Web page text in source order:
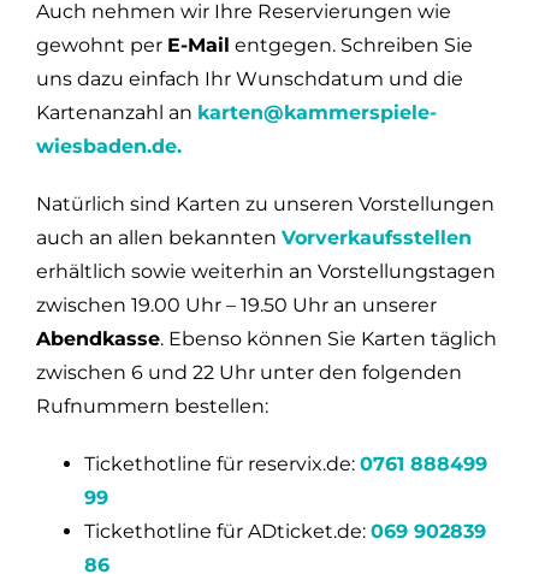
Auch nehmen wir Ihre Reservierungen wie
gewohnt per E-Mail entgegen. Schreiben Sie
uns dazu einfach Ihr Wunschdatum und die
Kartenanzahl an karten@kammerspiele-
wiesbaden.de.
Natürlich sind Karten zu unseren Vorstellungen
auch an allen bekannten Vorverkaufsstellen
erhältlich sowie weiterhin an Vorstellungstagen
zwischen 19.00 Uhr – 19.50 Uhr an unserer
Abendkasse. Ebenso können Sie Karten täglich
zwischen 6 und 22 Uhr unter den folgenden
Rufnummern bestellen:
Tickethotline für reservix.de: 0761 888499
99
Tickethotline für ADticket.de: 069 902839
86